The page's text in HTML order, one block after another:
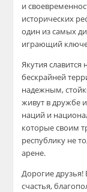
и
исторических
один из самых
играющий
Якутия
бескрайней
надежным,
живут в дружбе
наций и
которые своим
республику не
арене.
Дорогие
счастья,